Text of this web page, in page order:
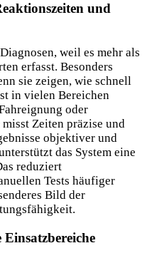
und
weil es mehr als
erfasst. Besonders
sie zeigen, wie schnell
in vielen Bereichen
oder
Zeiten präzise und
objektiver und
das System eine
reduziert
Tests häufiger
Bild der